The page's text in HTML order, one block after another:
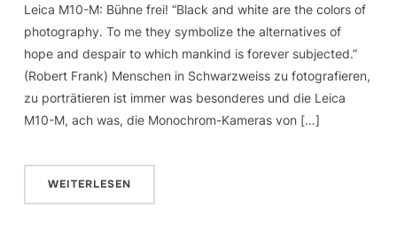
Leica M10-M: Bühne frei! “Black and white are the colors of
photography. To me they symbolize the alternatives of
hope and despair to which mankind is forever subjected.”
(Robert Frank) Menschen in Schwarzweiss zu fotografieren,
zu porträtieren ist immer was besonderes und die Leica
M10-M, ach was, die Monochrom-Kameras von […]
WEITERLESEN